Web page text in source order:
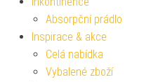
Absorpční prádlo
Inspirace & akce
Celá nabídka
Vybalené zboží